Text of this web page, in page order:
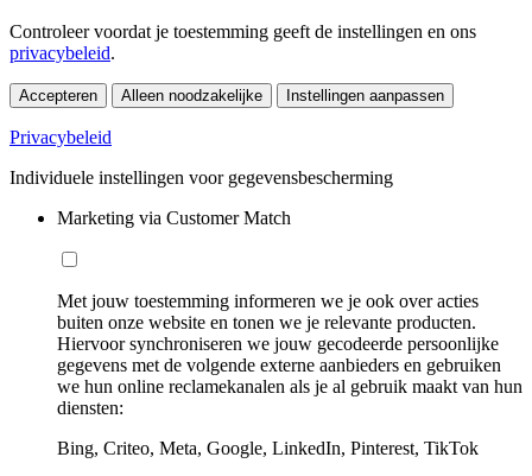
Controleer voordat je toestemming geeft de instellingen en ons
privacybeleid.
Accepteren Alleen noodzakelijke Instellingen aanpassen
Privacybeleid
Individuele instellingen voor gegevensbescherming
Marketing via Customer Match
Met jouw toestemming informeren we je ook over acties
buiten onze website en tonen we je relevante producten.
Hiervoor synchroniseren we jouw gecodeerde persoonlijke
gegevens met de volgende externe aanbieders en gebruiken
we hun online reclamekanalen als je al gebruik maakt van hun
diensten:
Bing, Criteo, Meta, Google, LinkedIn, Pinterest, TikTok